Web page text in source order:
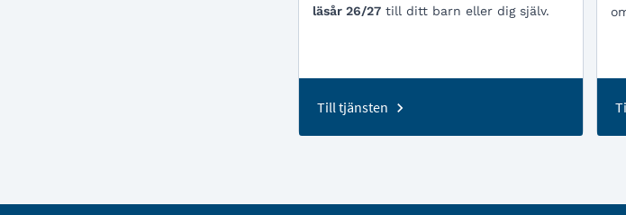
läsår 26/27 till ditt barn eller dig själv.
Till tjänsten